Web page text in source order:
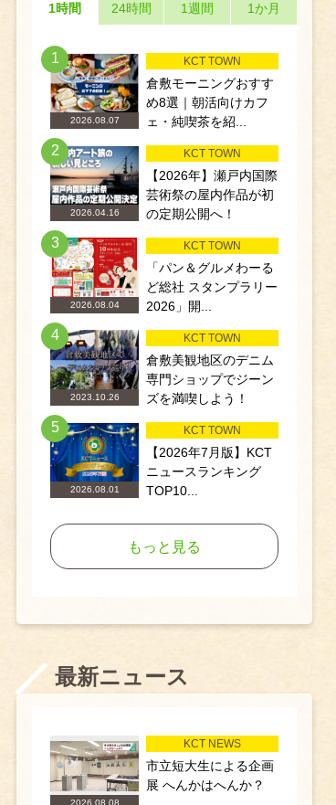
1時間 24時間 1週間 1か月
1
2026.08.07
KCT TOWN
倉敷モーニングおすす
め8選｜朝活向けカフ
ェ・純喫茶を紹...
2
2026.04.16
KCT TOWN
【2026年】瀬戸内国際
芸術祭の屋内作品が初
の定期公開へ！
3
2026.08.04
KCT TOWN
「パン＆グルメわーる
ど総社 スタンプラリー
2026」開...
4
2023.10.26
KCT TOWN
倉敷美観地区のデニム
専門ショップでジーン
ズを満喫しよう！
5
2026.08.01
KCT TOWN
【2026年7月版】KCT
ニュースランキング
TOP10...
もっと見る
最新ニュース
KCT NEWS
市立短大生による企画
展 へんかはへんか？